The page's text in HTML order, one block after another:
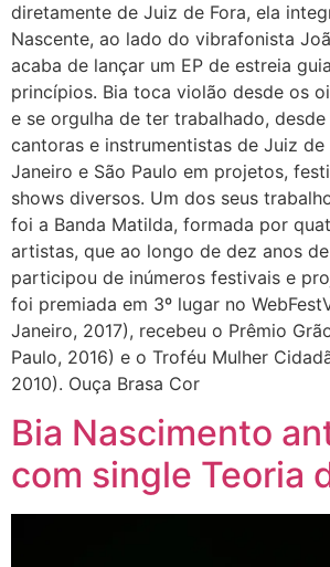
diretamente de Juiz de Fora, ela
Nascente, ao lado do vibrafonista
acaba de lançar um EP de estreia
princípios. Bia toca violão desde os
e se orgulha de ter trabalhado,
cantoras e instrumentistas de Juiz de
Janeiro e São Paulo em projetos,
shows diversos. Um dos seus
foi a Banda Matilda, formada por
artistas, que ao longo de dez anos
participou de inúmeros festivais e
foi premiada em 3º lugar no
Janeiro, 2017), recebeu o Prêmio
Paulo, 2016) e o Troféu Mulher
2010). Ouça Brasa Cor
Bia Nascimento
com single Teoria